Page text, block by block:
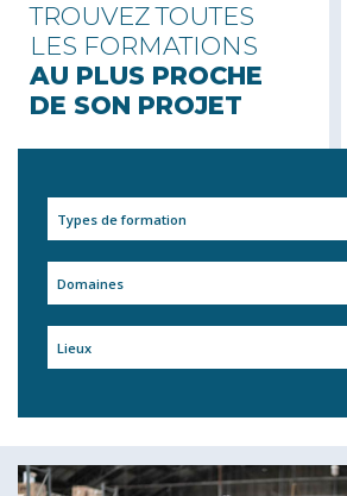
TROUVEZ TOUTES
LES FORMATIONS
AU PLUS PROCHE
DE SON PROJET
Types de formation
Domaines
Lieux